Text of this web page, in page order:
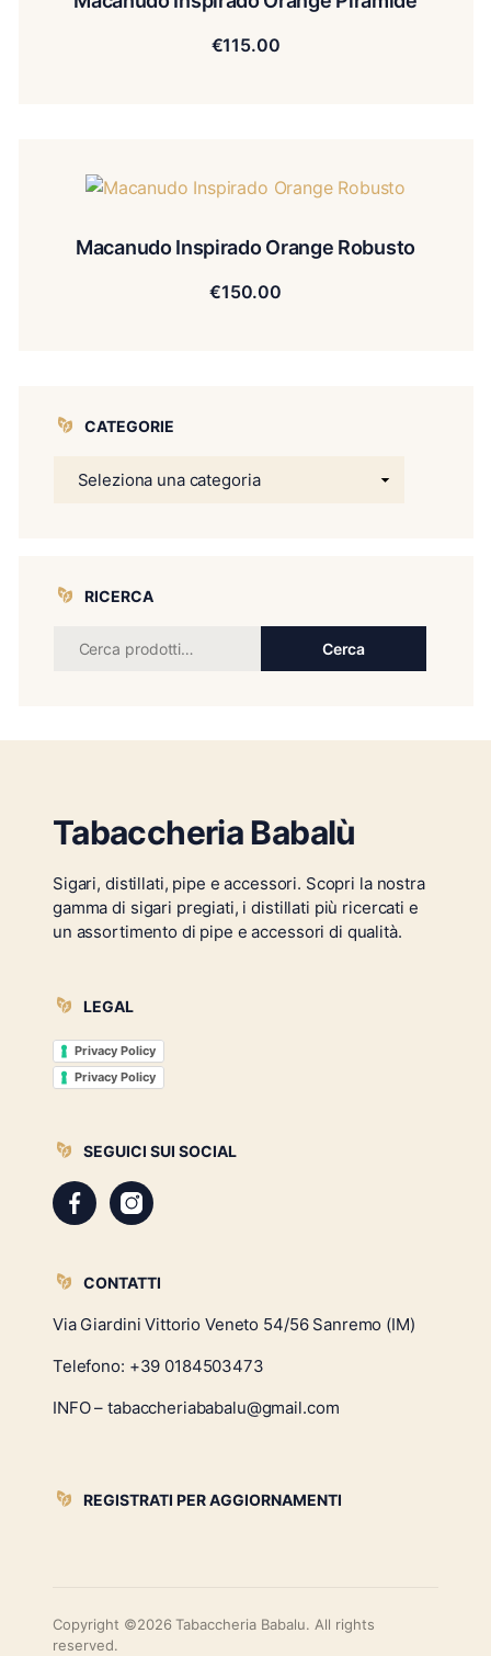
€115.00
Macanudo Inspirado Orange Robusto
€150.00
CATEGORIE
RICERCA
Cerca
Tabaccheria Babalù
Sigari, distillati, pipe e accessori. Scopri la nostra
gamma di sigari pregiati, i distillati più ricercati e
un assortimento di pipe e accessori di qualità.
LEGAL
Privacy Policy
Privacy Policy
SEGUICI SUI SOCIAL
CONTATTI
Via Giardini Vittorio Veneto 54/56 Sanremo (IM)
Telefono: +39 0184503473
INFO – tabaccheriababalu@gmail.com
REGISTRATI PER AGGIORNAMENTI
Copyright ©2026 Tabaccheria Babalu. All rights
reserved.